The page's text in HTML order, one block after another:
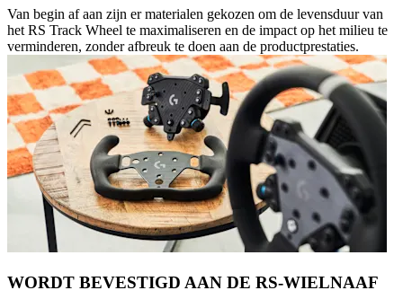
Van begin af aan zijn er materialen gekozen om de levensduur van
het RS Track Wheel te maximaliseren en de impact op het milieu te
verminderen, zonder afbreuk te doen aan de productprestaties.
WORDT BEVESTIGD AAN DE RS-WIELNAAF